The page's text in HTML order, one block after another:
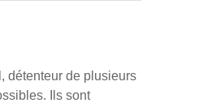
détenteur de plusieurs
Ils sont